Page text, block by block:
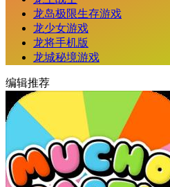
龙岛极限生存游戏
龙少女游戏
龙将手机版
龙城秘境游戏
编辑推荐